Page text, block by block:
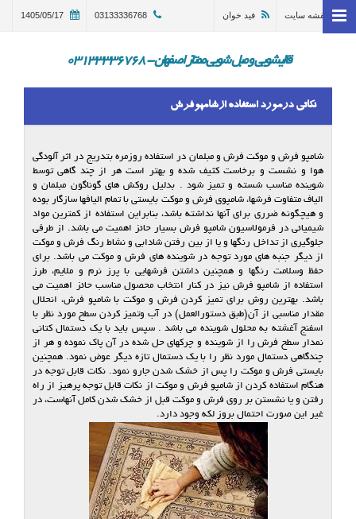
خانه
ترمیم و تعمیر قالی اصفهان
گالری
درباره ما
تماس با ما
در خواست سرویس
03133336768
1405/05/17 نقشه سایت فید خوان
قالیشویی و مبل شویی ممتاز اصفهان - 03133336768
نکاتی درمورد استفاده ازشامپوفرش
شامپو فرش و موكت فرش و مبلمان در استفاده روزمره بتدریج در اثر آلودگی
هوا و نشست و برخاست كثیف شده و بهتر است هر از چند گاهی توسط
شوینده مناسب شسته و تمیز شود . بدلیل روكش های گوناگون مبلمان و
الیاف متفاوت فرشها، شامپوی فرش و موكت بایستی با تمام الیافها سازگار بوده
و هیچگونه ضرری برای آنها نداشته باشد، بنابراین استفاده از كمترین مواد
شیمیائی در فرمولاسیون شامپو فرش بسیار حائز اهمیت می باشد. از طرفی
جلوگیری از تداخل رنگها و یا از بین رفتن شادابی و نشاط رنگ فرش و موكت
از دیگر جنبه های مورد توجه در شوینده های فرش و موكت می باشد. برای
حفظ وسلامت رنگها و همچنین داشتن فرشهایی با پرز نرم و ملایم، طرز
استفاده از شامپو فرش نیز در كنار انتخاب محصول مناسب حائز اهمیت می
باشد. بهترین روش برای تمیز كردن فرش و موكت با شامپو فرش، انحلال
مقدار مناسبی از آن(طبق دستورالعمل) در آب وتمیز كردن سطح مورد نظر با
اسفنج آغشته به محلول شوینده می باشد . سپس باید با یك دستمال كتانی
نمدار سطح فرش را از شوینده و چركهای حل شده در آن پاك نموده و هر از
چندگاهی دستمال مورد نظر را با یك دستمال تازه دیگر عوض نمود. همچنین
بایستی فرش و موكت را پس از خشك شدن جارو نمود. نكات قابل توجه در
هنگام استفاده كردن از شامپو فرش و موكت از نكات قابل توجه پرهیز از راه
رفتن و یا نشستن بر روی فرش و موكت قبل از خشك شدن كامل آنهاست، در
غیر این صورت احتمال بروز لكه وجود دارد.